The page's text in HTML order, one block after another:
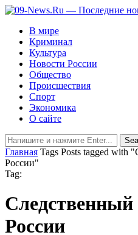
В мире
Криминал
Культура
Новости России
Общество
Происшествия
Спорт
Экономика
О сайте
Главная Tags Posts tagged with
России"
Tag:
Следственный
России